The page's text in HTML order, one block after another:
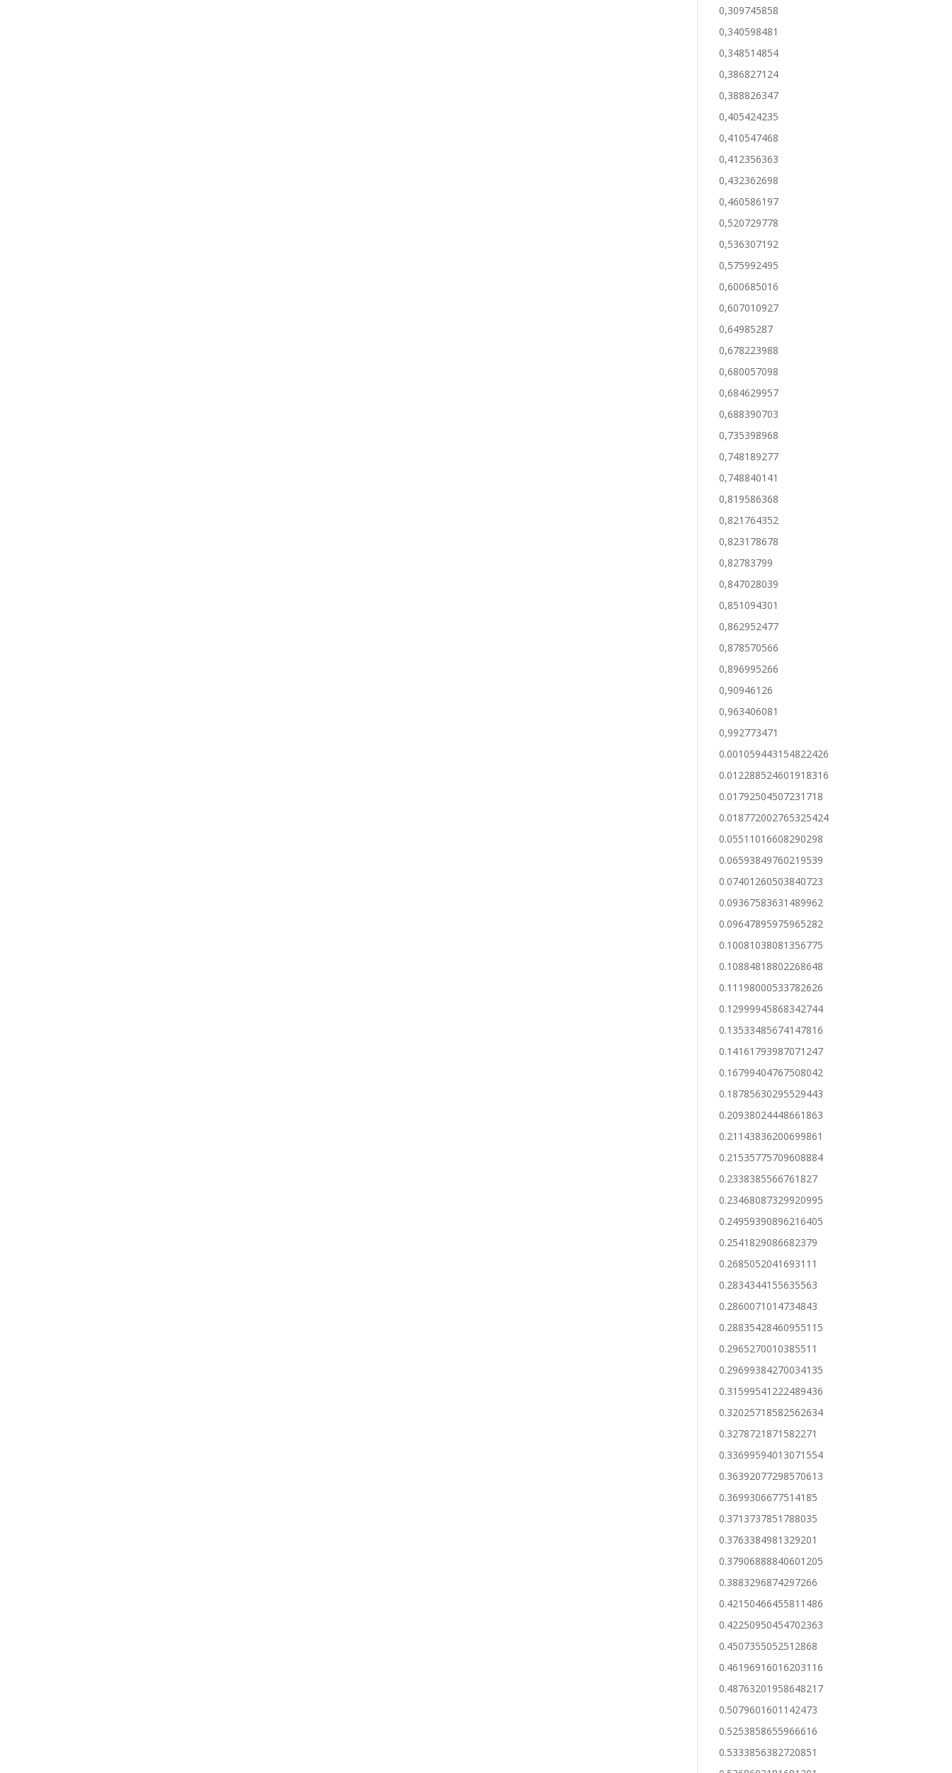
0,309745858
0,340598481
0,348514854
0,386827124
0,388826347
0,405424235
0,410547468
0,412356363
0,432362698
0,460586197
0,520729778
0,536307192
0,575992495
0,600685016
0,607010927
0,64985287
0,678223988
0,680057098
0,684629957
0,688390703
0,735398968
0,748189277
0,748840141
0,819586368
0,821764352
0,823178678
0,82783799
0,847028039
0,851094301
0,862952477
0,878570566
0,896995266
0,90946126
0,963406081
0,992773471
0.001059443154822426
0.012288524601918316
0.01792504507231718
0.018772002765325424
0.05511016608290298
0.06593849760219539
0.07401260503840723
0.09367583631489962
0.09647895975965282
0.10081038081356775
0.10884818802268648
0.11198000533782626
0.12999945868342744
0.13533485674147816
0.14161793987071247
0.16799404767508042
0.18785630295529443
0.20938024448661863
0.21143836200699861
0.21535775709608884
0.2338385566761827
0.23468087329920995
0.24959390896216405
0.2541829086682379
0.2685052041693111
0.2834344155635563
0.2860071014734843
0.28835428460955115
0.2965270010385511
0.29699384270034135
0.31599541222489436
0.32025718582562634
0.3278721871582271
0.33699594013071554
0.36392077298570613
0.3699306677514185
0.3713737851788035
0.3763384981329201
0.37906888840601205
0.3883296874297266
0.42150466455811486
0.42250950454702363
0.4507355052512868
0.46196916016203116
0.48763201958648217
0.5079601601142473
0.5253858655966616
0.5333856382720851